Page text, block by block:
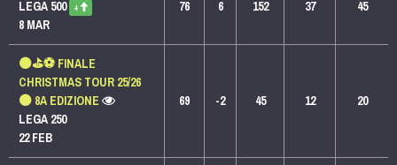
LEGA 500 +
8 MAR
76 6 152 37 45
⚫️⛳️⚽️ FINALE
CHRISTMAS TOUR 25/26
⚫️ 8A EDIZIONE
LEGA 250
22 FEB
69 -2 45 12 20